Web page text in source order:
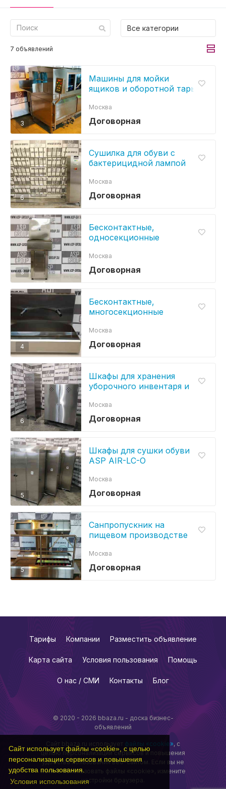
Сайт использует файлы «cookie», с целью
персонализации сервисов и повышения
удобства пользования.
Условия использования
Все категории
7 объявлений
3
Машины для мойки
ящиков и оборотной тары
Договорная
Москва
6
Сушилка для обуви с
бактерицидной лампой
Договорная
Москва
3
Бесконтактные,
односекционные
ASP-W
Договорная
Москва
4
Бесконтактные,
многосекционные
ASP-WL
Договорная
Москва
6
Шкафы для хранения
уборочного инвентаря и
Договорная
Москва
5
Шкафы для сушки обуви
ASP AIR-LC-O
Договорная
Москва
5
Санпропускник на
пищевом производстве
Договорная
Москва
© 2020 - 2026 bbaza.ru - доска бизнес-
объявлений
Сайт bbaza.ru использует файлы «cookie», с
целью персонализации сервисов и повышения
удобства пользования веб-сайтом. Если вы не
хотите использовать файлы «cookie», измените
настройки браузера.
Тарифы Компании Разместить объявление
Карта сайта Условия пользования Помощь
О нас / СМИ Контакты Блог